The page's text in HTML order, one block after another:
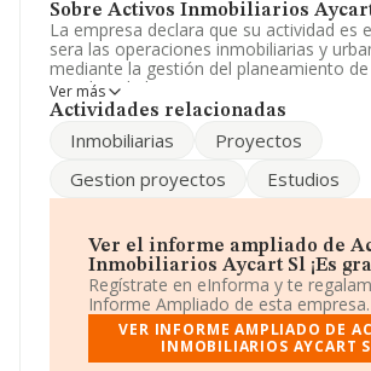
Sobre Activos Inmobiliarios
La empresa declara que su actividad es
sera las operaciones inmobiliarias y
mediante la gestión del planeamiento
estudios de licencias, permisos y
administrativas de toda indole; la
Sociedad Limitada. Clasifica su actividad
código 6832. La compañía no tiene
mercados exteriores.
La compañíaActivos Inmobiliarios
NIF B91494559, se encuentra en Calle
Vespucio núm. 5 2 7, (41092), Sevilla,
En relación con el sector y disponiendo
hasta 36.850 empresas, la facturación
nacional alcanza los 5.912 millones de
Ver más
Actividades relacionadas
Inmobiliarias
Proyectos
Gestion proyectos
Estudios
Ver el informe ampliado de
Inmobiliarios Aycart Sl ¡Es
Regístrate en eInforma y te
Informe Ampliado de esta empresa.
VER INFORME AMPLIADO DE
INMOBILIARIOS AYCART